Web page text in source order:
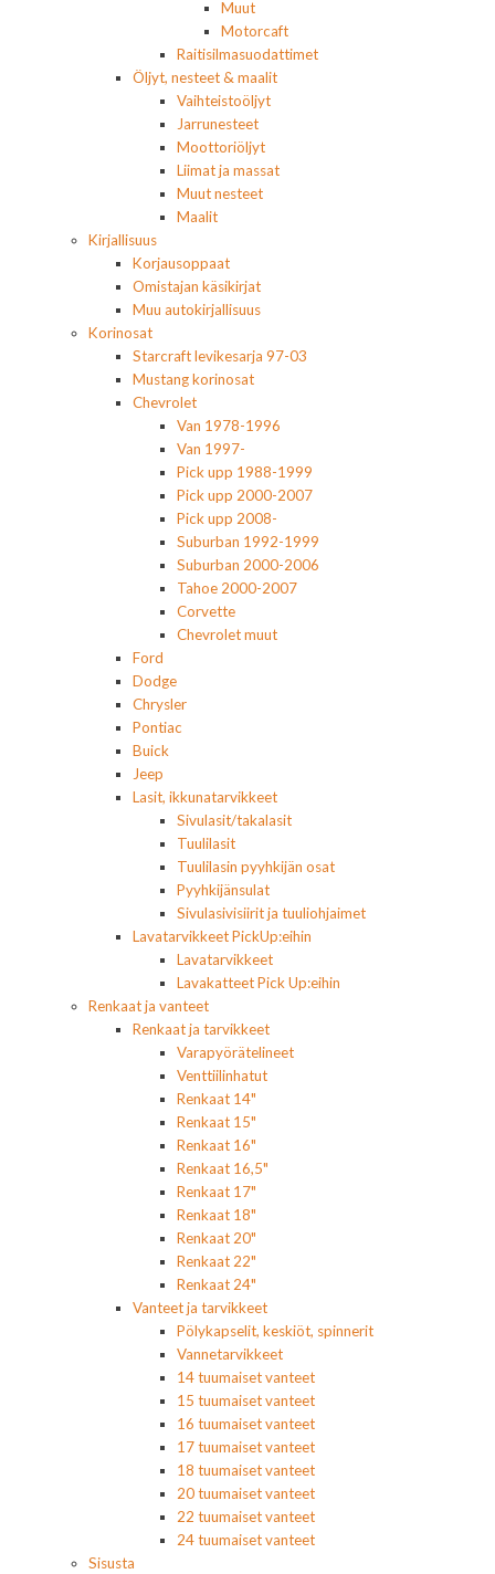
Muut
Motorcaft
Raitisilmasuodattimet
Öljyt, nesteet & maalit
Vaihteistoöljyt
Jarrunesteet
Moottoriöljyt
Liimat ja massat
Muut nesteet
Maalit
Kirjallisuus
Korjausoppaat
Omistajan käsikirjat
Muu autokirjallisuus
Korinosat
Starcraft levikesarja 97-03
Mustang korinosat
Chevrolet
Van 1978-1996
Van 1997-
Pick upp 1988-1999
Pick upp 2000-2007
Pick upp 2008-
Suburban 1992-1999
Suburban 2000-2006
Tahoe 2000-2007
Corvette
Chevrolet muut
Ford
Dodge
Chrysler
Pontiac
Buick
Jeep
Lasit, ikkunatarvikkeet
Sivulasit/takalasit
Tuulilasit
Tuulilasin pyyhkijän osat
Pyyhkijänsulat
Sivulasivisiirit ja tuuliohjaimet
Lavatarvikkeet PickUp:eihin
Lavatarvikkeet
Lavakatteet Pick Up:eihin
Renkaat ja vanteet
Renkaat ja tarvikkeet
Varapyörätelineet
Venttiilinhatut
Renkaat 14"
Renkaat 15"
Renkaat 16"
Renkaat 16,5"
Renkaat 17"
Renkaat 18"
Renkaat 20"
Renkaat 22"
Renkaat 24"
Vanteet ja tarvikkeet
Pölykapselit, keskiöt, spinnerit
Vannetarvikkeet
14 tuumaiset vanteet
15 tuumaiset vanteet
16 tuumaiset vanteet
17 tuumaiset vanteet
18 tuumaiset vanteet
20 tuumaiset vanteet
22 tuumaiset vanteet
24 tuumaiset vanteet
Sisusta